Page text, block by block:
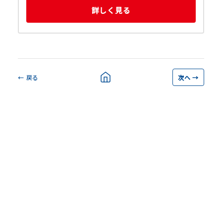
詳しく見る
← 戻る 次へ →